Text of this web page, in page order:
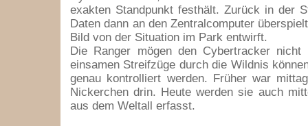
exakten Standpunkt festhält. Zurück in der
Daten dann an den Zentralcomputer
Bild von der Situation im Park entwirft.
Die Ranger mögen den Cybertracker
einsamen Streifzüge durch die Wildnis
genau kontrolliert werden. Früher war
Nickerchen drin. Heute werden sie auch
aus dem Weltall erfasst.